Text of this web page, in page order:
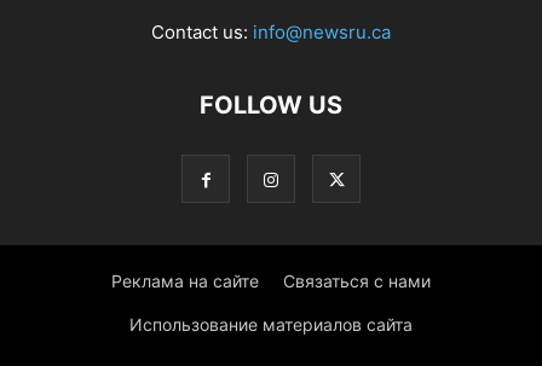
Contact us: info@newsru.ca
FOLLOW US
Реклама на сайте Связаться с нами
Использование материалов сайта